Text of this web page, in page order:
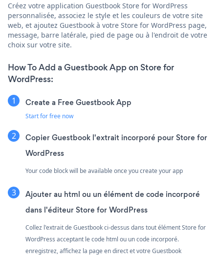
Créez votre application Guestbook Store for WordPress
personnalisée, associez le style et les couleurs de votre site
web, et ajoutez Guestbook à votre Store for WordPress page,
message, barre latérale, pied de page ou à l'endroit de votre
choix sur votre site.
How To Add a Guestbook App on Store for
WordPress:
Create a Free Guestbook App
Start for free now
Copier Guestbook l'extrait incorporé pour Store for
WordPress
Your code block will be available once you create your app
Ajouter au html ou un élément de code incorporé
dans l'éditeur Store for WordPress
Collez l'extrait de Guestbook ci-dessus dans tout élément Store for
WordPress acceptant le code html ou un code incorporé.
enregistrez, affichez la page en direct et votre Guestbook